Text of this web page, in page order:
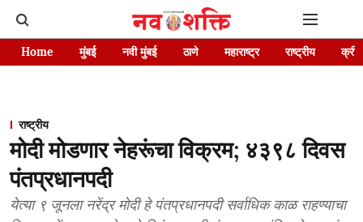
Home मुंबई नवी मुंबई ठाणे महाराष्ट्र राष्ट्रीय
राष्ट्रीय
मोदी मोडणार नेहरूंचा विक्रम; ४३९८ दिवस
पंतप्रधानपदी
येत्या ९ जूनला नरेंद्र मोदी हे पंतप्रधानपदी सर्वाधिक काळ राहण्याचा